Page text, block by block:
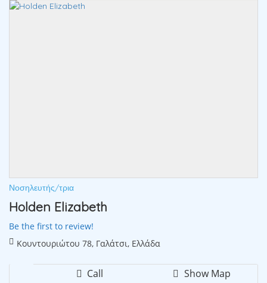
Νοσηλευτής/τρια
Holden Elizabeth
Be the first to review!
Κουντουριώτου 78, Γαλάτσι, Ελλάδα
Call
Show Map